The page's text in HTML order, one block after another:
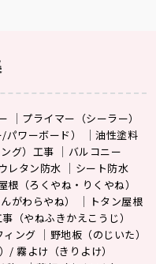
プライマー（シーラー）
ワーボード）
油性塗料
グ）工事
バルコニー
ウレタン防水
シート防水
根（ろくやね・りくやね）
がわらやね）
トタン屋根
（やねふきかえこうじ）
ィング
野地板（のじいた）
/ 霧よけ（きりよけ）